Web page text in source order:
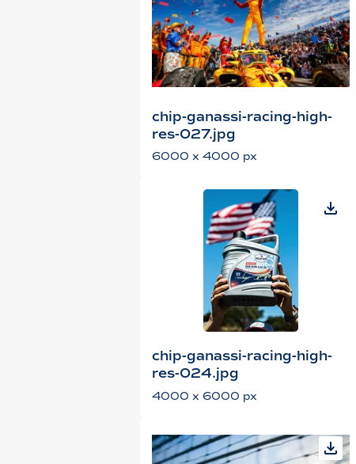
chip-ganassi-racing-high-
res-027.jpg
6000 x 4000 px
chip-ganassi-racing-high-
res-024.jpg
4000 x 6000 px